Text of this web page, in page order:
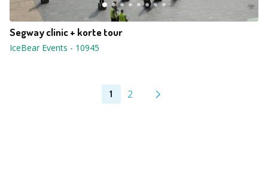
Segway clinic + korte tour
IceBear Events - 10945
1 2